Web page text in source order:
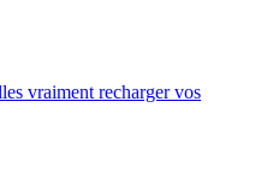
vraiment recharger vos